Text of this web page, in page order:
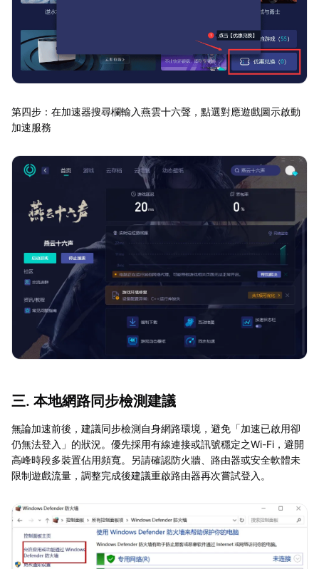
第四步：在加速器搜尋欄輸入燕雲十六聲，點選對應遊戲圖示啟動
加速服務
三. 本地網路同步檢測建議
無論加速前後，建議同步檢測自身網路環境，避免「加速已啟用卻
仍無法登入」的狀況。優先採用有線連接或訊號穩定之Wi-Fi，避開
高峰時段多裝置佔用頻寬。另請確認防火牆、路由器或安全軟體未
限制遊戲流量，調整完成後建議重啟路由器再次嘗試登入。